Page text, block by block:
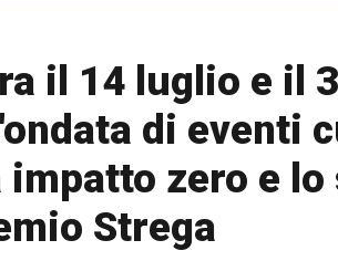
il 14 luglio e il
di eventi
zero e
Strega